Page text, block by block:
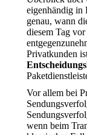
eigenhändig in
genau, wann
diesem Tag
Privatkunden
Vor allem bei
wenn beim